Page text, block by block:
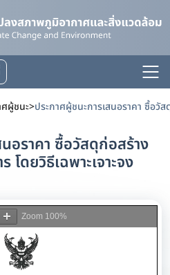
ศผู้ชนะ>
อราคา ซื้อวัสดุก่อสร้าง
โดยวิธีเฉพาะเจาะจง
Zoom 100%